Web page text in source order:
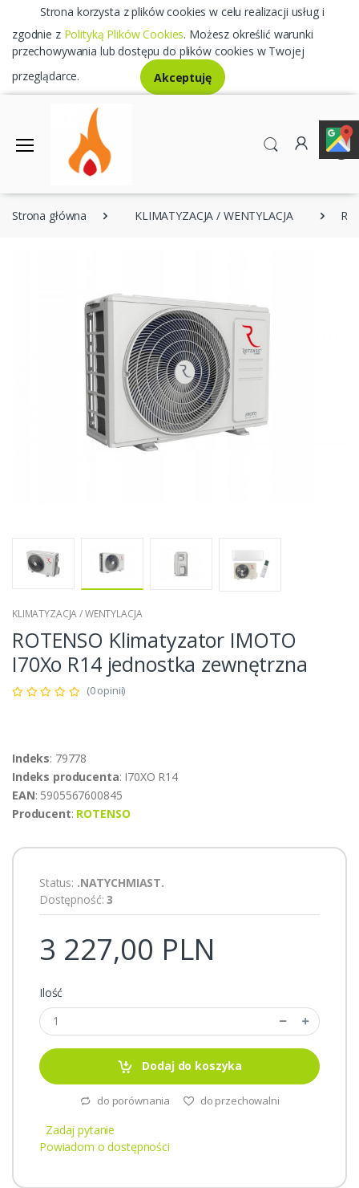
Strona korzysta z plików cookies w celu realizacji usług i
zgodnie z Polityką Plików Cookies. Możesz określić warunki
przechowywania lub dostępu do plików cookies w Twojej
przeglądarce.
Akceptuję
0
Strona główna KLIMATYZACJA / WENTYLACJA
KLIMATYZACJA / WENTYLACJA
ROTENSO Klimatyzator IMOTO
I70Xo R14 jednostka zewnętrzna
(0 opinii)
Indeks: 79778
Indeks producenta: I70XO R14
EAN: 5905567600845
Producent: ROTENSO
Status: .NATYCHMIAST.
Dostępność:3
3 227,00 PLN
Ilość
Dodaj do koszyka
do porównania do przechowalni
Zadaj pytanie
Powiadom o dostępności